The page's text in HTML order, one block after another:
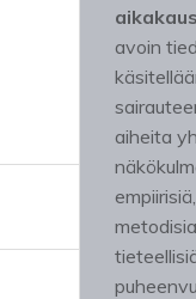
avoin
aiheita